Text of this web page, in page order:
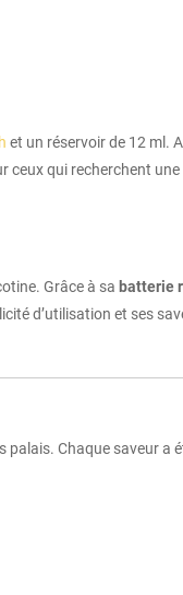
et un réservoir de 12 ml.
ceux qui recherchent
Grâce à sa batterie
d’utilisation et ses
Chaque saveur a